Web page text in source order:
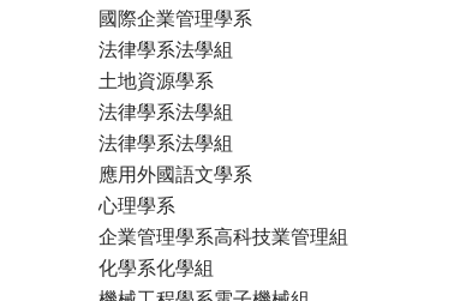
國際企業管理學系
法律學系法學組
土地資源學系
法律學系法學組
法律學系法學組
應用外國語文學系
心理學系
企業管理學系高科技業管理組
化學系化學組